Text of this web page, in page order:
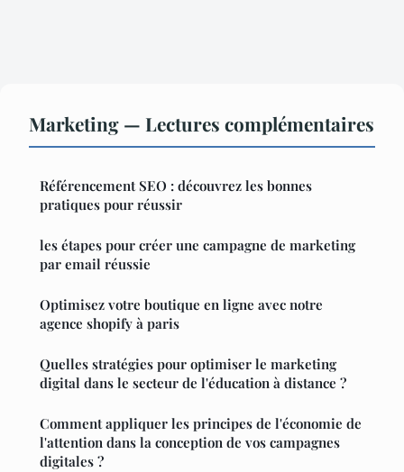
Marketing — Lectures complémentaires
Référencement SEO : découvrez les bonnes
pratiques pour réussir
les étapes pour créer une campagne de marketing
par email réussie
Optimisez votre boutique en ligne avec notre
agence shopify à paris
Quelles stratégies pour optimiser le marketing
digital dans le secteur de l'éducation à distance ?
Comment appliquer les principes de l'économie de
l'attention dans la conception de vos campagnes
digitales ?